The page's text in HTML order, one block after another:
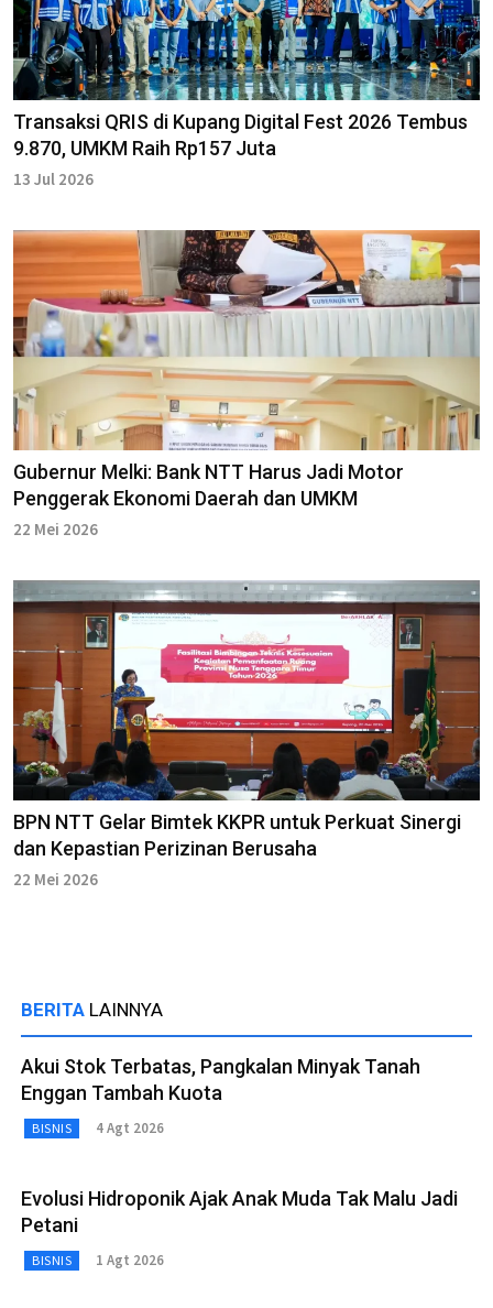
Transaksi QRIS di Kupang Digital Fest 2026 Tembus
9.870, UMKM Raih Rp157 Juta
13 Jul 2026
Gubernur Melki: Bank NTT Harus Jadi Motor
Penggerak Ekonomi Daerah dan UMKM
22 Mei 2026
BPN NTT Gelar Bimtek KKPR untuk Perkuat Sinergi
dan Kepastian Perizinan Berusaha
22 Mei 2026
BERITA LAINNYA
Akui Stok Terbatas, Pangkalan Minyak Tanah
Enggan Tambah Kuota
BISNIS 4 Agt 2026
Evolusi Hidroponik Ajak Anak Muda Tak Malu Jadi
Petani
BISNIS 1 Agt 2026